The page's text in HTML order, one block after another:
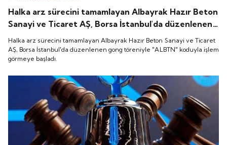
Halka arz sürecini tamamlayan Albayrak Hazır Beton
Sanayi ve Ticaret AŞ, Borsa İstanbul'da düzenlenen
gong töreniyle "ALBTN" koduyla işlem görmeye
başladı.
Halka arz sürecini tamamlayan Albayrak Hazır Beton Sanayi ve Ticaret
AŞ, Borsa İstanbul'da düzenlenen gong töreniyle "ALBTN" koduyla işlem
görmeye başladı.